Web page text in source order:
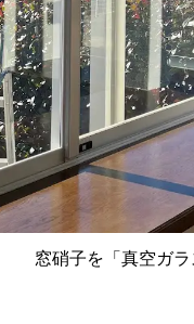
窓硝子を「真空ガ